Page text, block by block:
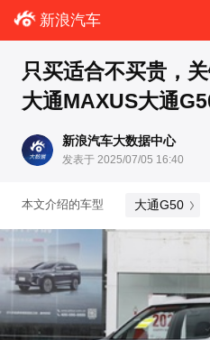
新浪汽车
只买适合不买贵，
大通MAXUS大通
新浪汽车大数据中心
发表于 2025/07/05 16:40
本文介绍的车型 大通G50